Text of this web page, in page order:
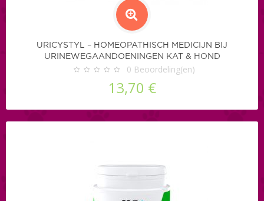
URICYSTYL – HOMEOPATHISCH MEDICIJN BIJ
URINEWEGAANDOENINGEN KAT & HOND
0 Beoordeling(en)
13,70 €